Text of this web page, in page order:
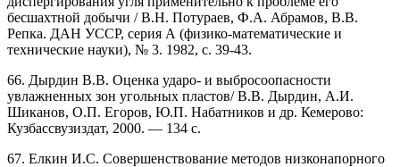
бесшахтной добычи / В.Н. Потураев, Ф.А. Абрамов, В.В.
Репка. ДАН УССР, серия А (физико-математические и
технические науки), № 3. 1982, с. 39-43.
66. Дырдин В.В. Оценка ударо- и выбросоопасности
увлажненных зон угольных пластов/ В.В. Дырдин, А.И.
Шиканов, О.П. Егоров, Ю.П. Набатников и др. Кемерово:
Кузбассвузиздат, 2000. — 134 с.
67. Елкин И.С. Совершенствование методов низконапорного